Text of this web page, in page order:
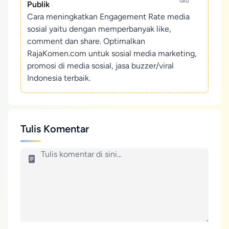
Publik
Cara meningkatkan Engagement Rate media
sosial yaitu dengan memperbanyak like,
comment dan share. Optimalkan
RajaKomen.com untuk sosial media marketing,
promosi di media sosial, jasa buzzer/viral
Indonesia terbaik.
Tulis Komentar